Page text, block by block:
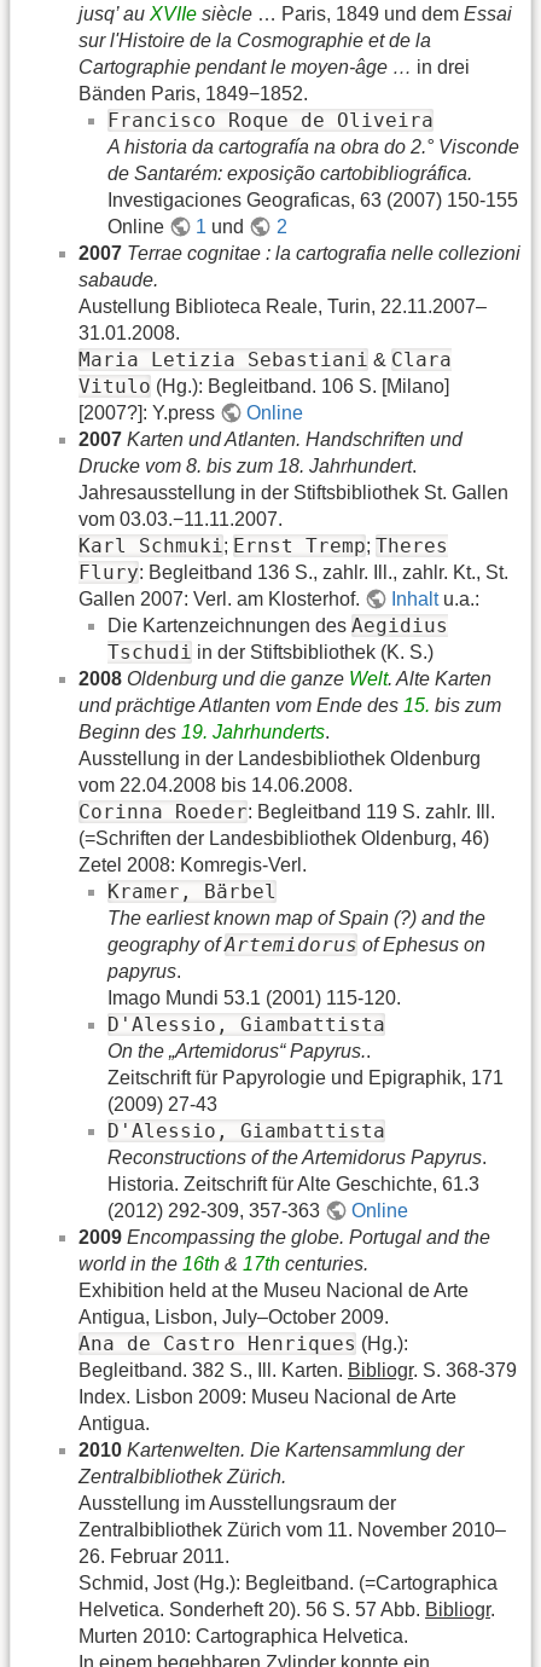
jusq’ au XVIIe siècle … Paris, 1849 und dem Essai
sur l'Histoire de la Cosmographie et de la
Cartographie pendant le moyen-âge … in drei
Bänden Paris, 1849−1852.
Francisco Roque de Oliveira
A historia da cartografía na obra do 2.° Visconde
de Santarém: exposição cartobibliográfica.
Investigaciones Geograficas, 63 (2007) 150-155
Online
1 und
2
2007 Terrae cognitae : la cartografia nelle collezioni
sabaude.
Austellung Biblioteca Reale, Turin, 22.11.2007–
31.01.2008.
Maria Letizia Sebastiani & Clara
Vitulo (Hg.): Begleitband. 106 S. [Milano]
[2007?]: Y.press
Online
2007 Karten und Atlanten. Handschriften und
Drucke vom 8. bis zum 18. Jahrhundert.
Jahresausstellung in der Stiftsbibliothek St. Gallen
vom 03.03.−11.11.2007.
Karl Schmuki; Ernst Tremp; Theres
Flury: Begleitband 136 S., zahlr. Ill., zahlr. Kt., St.
Gallen 2007: Verl. am Klosterhof.
Inhaltu.a.:
Die Kartenzeichnungen des Aegidius
Tschudi in der Stiftsbibliothek (K. S.)
2008 Oldenburg und die ganze Welt. Alte Karten
und prächtige Atlanten vom Ende des 15. bis zum
Beginn des 19. Jahrhunderts.
Ausstellung in der Landesbibliothek Oldenburg
vom 22.04.2008 bis 14.06.2008.
Corinna Roeder: Begleitband 119 S. zahlr. Ill.
(=Schriften der Landesbibliothek Oldenburg, 46)
Zetel 2008: Komregis-Verl.
Kramer, Bärbel
The earliest known map of Spain (?) and the
geography ofArtemidorus of Ephesus on
papyrus.
Imago Mundi 53.1 (2001) 115-120.
D'Alessio, Giambattista
On the „Artemidorus“ Papyrus..
Zeitschrift für Papyrologie und Epigraphik, 171
(2009) 27-43
D'Alessio, Giambattista
Reconstructions of the Artemidorus Papyrus.
Historia. Zeitschrift für Alte Geschichte, 61.3
(2012) 292-309, 357-363
Online
2009 Encompassing the globe. Portugal and the
world in the 16th & 17th centuries.
Exhibition held at the Museu Nacional de Arte
Antigua, Lisbon, July–October 2009.
Ana de Castro Henriques (Hg.):
Begleitband. 382 S., Ill. Karten. Bibliogr. S. 368-379
Index. Lisbon 2009: Museu Nacional de Arte
Antigua.
2010 Kartenwelten. Die Kartensammlung der
Zentralbibliothek Zürich.
Ausstellung im Ausstellungsraum der
Zentralbibliothek Zürich vom 11. November 2010–
26. Februar 2011.
Schmid, Jost (Hg.): Begleitband. (=Cartographica
Helvetica. Sonderheft 20). 56 S. 57 Abb. Bibliogr.
Murten 2010: Cartographica Helvetica.